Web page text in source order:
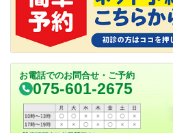
お電話でのお問合せ・ご予約
075-601-2675